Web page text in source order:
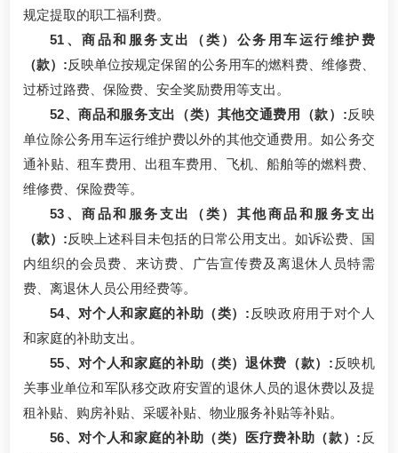
规定提取的职工福利费。
51、商品和服务支出（类）公务用车运行维护费
（款）:反映单位按规定保留的公务用车的燃料费、维修费、
过桥过路费、保险费、安全奖励费用等支出。
52、商品和服务支出（类）其他交通费用（款）:反映
单位除公务用车运行维护费以外的其他交通费用。如公务交
通补贴、租车费用、出租车费用、飞机、船舶等的燃料费、
维修费、保险费等。
53、商品和服务支出（类）其他商品和服务支出
（款）:反映上述科目未包括的日常公用支出。如诉讼费、国
内组织的会员费、来访费、广告宣传费及离退休人员特需
费、离退休人员公用经费等。
54、对个人和家庭的补助（类）: 反映政府用于对个人
和家庭的补助支出。
55、对个人和家庭的补助（类）退休费（款）: 反映机
关事业单位和军队移交政府安置的退休人员的退休费以及提
租补贴、购房补贴、采暖补贴、物业服务补贴等补贴。
56、对个人和家庭的补助（类）医疗费补助（款）: 反